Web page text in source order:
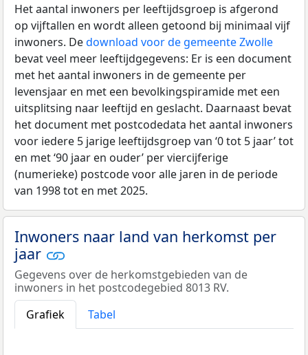
Het aantal inwoners per leeftijdsgroep is afgerond
op vijftallen en wordt alleen getoond bij minimaal vijf
inwoners. Dedownload voor de gemeente Zwolle
bevat veel meer leeftijdgegevens: Er is een document
met het aantal inwoners in de gemeente per
levensjaar en met een bevolkingspiramide met een
uitsplitsing naar leeftijd en geslacht. Daarnaast bevat
het document met postcodedata het aantal inwoners
voor iedere 5 jarige leeftijdsgroep van ‘0 tot 5 jaar’ tot
en met ‘90 jaar en ouder’ per viercijferige
(numerieke) postcode voor alle jaren in de periode
van 1998 tot en met 2025.
Inwoners naar land van herkomst per
jaar
Gegevens over de herkomstgebieden van de
inwoners in het postcodegebied 8013 RV.
Grafiek
Tabel